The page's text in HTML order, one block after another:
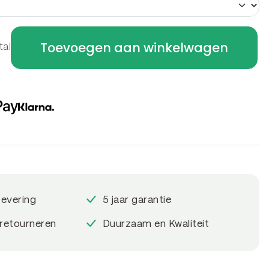
Toevoegen aan winkelwagen
5 jaar garantie
Duurzaam en Kwaliteit